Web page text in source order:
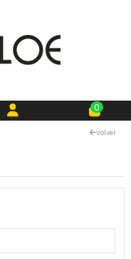
0
Volver